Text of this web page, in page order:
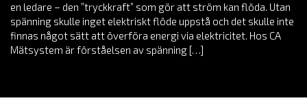
en ledare – den ”tryckkraft” som gör att ström kan flöda. Utan
spänning skulle inget elektriskt flöde uppstå och det skulle inte
finnas något sätt att överföra energi via elektricitet. Hos CA
Mätsystem är förståelsen av spänning […]